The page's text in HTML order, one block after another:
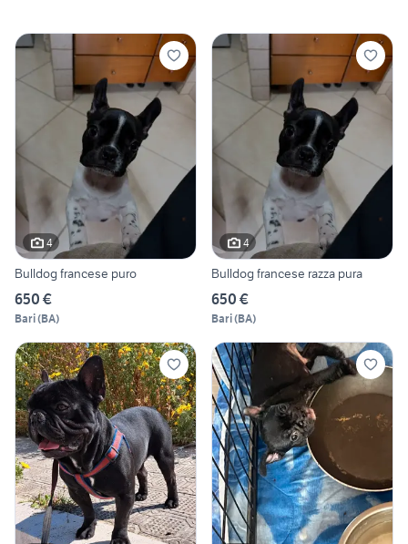
4
Bulldog francese puro
650 €
Bari(BA)
4
Bulldog francese razza pura
650 €
Bari(BA)